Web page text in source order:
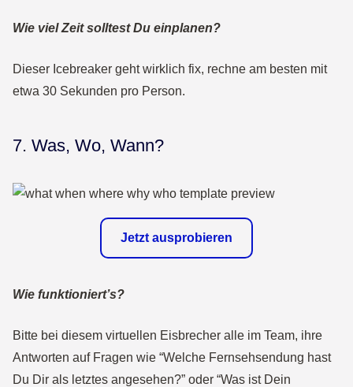
Wie viel Zeit solltest Du einplanen?
Dieser Icebreaker geht wirklich fix, rechne am besten mit
etwa 30 Sekunden pro Person.
7. Was, Wo, Wann?
Jetzt ausprobieren
Wie funktioniert’s?
Bitte bei diesem virtuellen Eisbrecher alle im Team, ihre
Antworten auf Fragen wie “Welche Fernsehsendung hast
Du Dir als letztes angesehen?” oder “Was ist Dein